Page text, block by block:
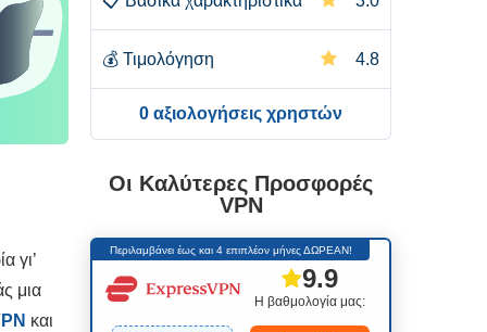
γι’
μια
και
💰 Τιμολόγηση 4.8
0 αξιολογήσεις χρηστών
Οι Καλύτερες Προσφορές
VPN
Περιλαμβάνει έως και 4 επιπλέον μήνες ΔΩΡΕΑΝ!
Η βαθμολογία μας:
9.9